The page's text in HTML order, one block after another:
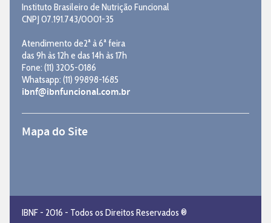
Instituto Brasileiro de Nutrição Funcional
CNPJ 07.191.743/0001-35
Atendimento de2ª à 6ª feira
das 9h às 12h e das 14h às 17h
Fone: (11) 3205-0186
Whatsapp: (11) 99898-1685
ibnf@ibnfuncional.com.br
Mapa do Site
IBNF - 2016 - Todos os Direitos Reservados ®